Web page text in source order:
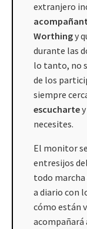
extranjero
Worthingy
durante las
lo tanto, no
de los
siempre
escucharte
necesites.
El monitor
entresijos
todo marcha
a diario con
cómo están
acompañará